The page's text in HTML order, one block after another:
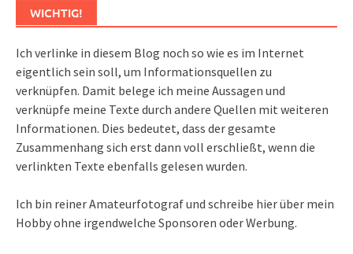
WICHTIG!
Ich verlinke in diesem Blog noch so wie es im Internet
eigentlich sein soll, um Informationsquellen zu
verknüpfen. Damit belege ich meine Aussagen und
verknüpfe meine Texte durch andere Quellen mit weiteren
Informationen. Dies bedeutet, dass der gesamte
Zusammenhang sich erst dann voll erschließt, wenn die
verlinkten Texte ebenfalls gelesen wurden.
Ich bin reiner Amateurfotograf und schreibe hier über mein
Hobby ohne irgendwelche Sponsoren oder Werbung.